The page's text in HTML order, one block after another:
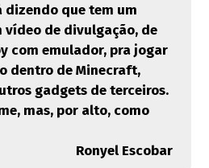
dizendo que tem um
vídeo de divulgação, de
com emulador, pra jogar
dentro de Minecraft,
gadgets de terceiros.
mas, por alto, como
Ronyel Escobar